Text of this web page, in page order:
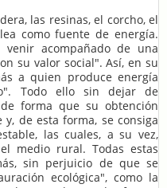
las resinas, el corcho, el
como fuente de energía.
venir acompañado de una
su valor social". Así, en su
a quien produce energía
Todo ello sin dejar de
forma que su obtención
de esta forma, se consiga
las cuales, a su vez,
medio rural. Todas estas
sin perjuicio de que se
ecológica", como la